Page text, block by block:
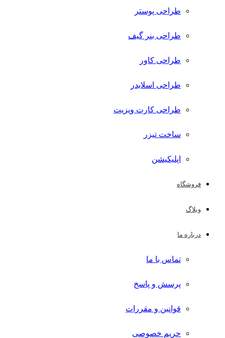
طراحی پوستر
طراحی بنر گیف
طراحی کاور
طراحی اسلایدر
طراحی کارت ویزیت
ساخت تیزر
اپلیکیشن
فروشگاه
وبلاگ
درباره ما
تماس با ما
پرسش و پاسخ
قوانین و مقررات
حریم خصوصی